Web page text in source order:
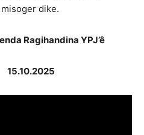
dike.
YPJ’ê